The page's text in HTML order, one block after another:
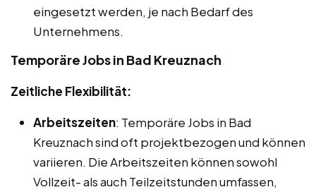
eingesetzt werden, je nach Bedarf des
Unternehmens.
Temporäre Jobs in Bad Kreuznach
Zeitliche Flexibilität:
Arbeitszeiten: Temporäre Jobs in Bad
Kreuznach sind oft projektbezogen und können
variieren. Die Arbeitszeiten können sowohl
Vollzeit- als auch Teilzeitstunden umfassen,